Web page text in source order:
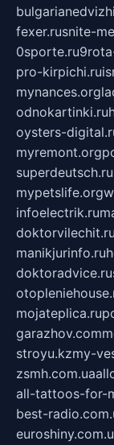
fexer.rusnite-
0sporte.ru
pro-kirpichi.ru
mynances.org
odnokartinki.ru
oysters-
myremont.org
superdeutsch.ru
mypetslife.org
infoelectrik.ru
doktorvilechit.ru
manikjurinfo.ru
doktoradvice.ru
mojateplica.ru
garazhov.com
stroyu.kzmy-
zsmh.com.ua
all-tattoos-for-
best-